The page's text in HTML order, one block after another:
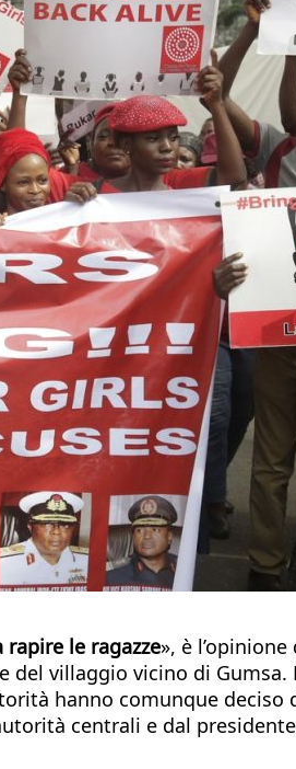
rapire le ragazze», è
villaggio vicino di Gumsa.
hanno comunque deciso
centrali e dal